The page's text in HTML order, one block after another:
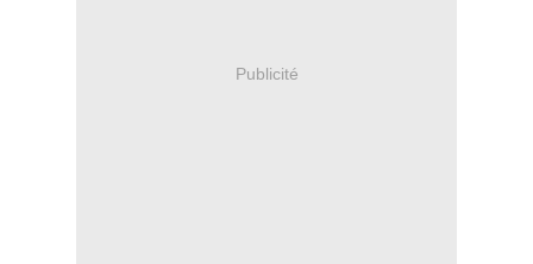
Publicité